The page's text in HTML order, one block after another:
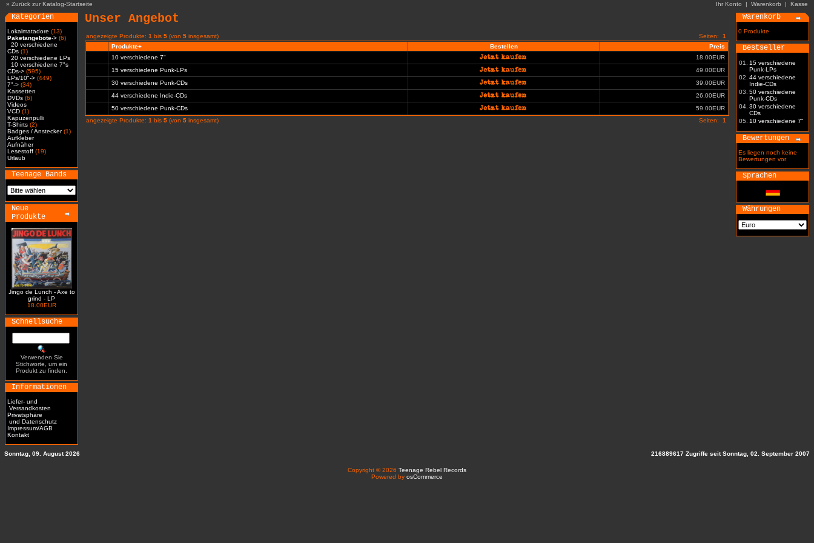
» Zurück zur Katalog-Startseite Ihr Konto | Warenkorb | Kasse
Kategorien
Lokalmatadore (13)
Paketangebote-> (6)
20 verschiedene
CDs (1)
20 verschiedene LPs
10 verschiedene 7"s
CDs-> (595)
LPs/10"-> (449)
7"-> (34)
Kassetten
DVDs (6)
Videos
VCD (1)
Kapuzenpulli
T-Shirts (2)
Badges / Anstecker(1)
Aufkleber
Aufnäher
Lesestoff (19)
Urlaub
Teenage Bands
Neue
Produkte
Jingo de Lunch - Axe to
grind - LP
18.00EUR
Schnellsuche
Verwenden Sie
Stichworte, um ein
Produkt zu finden.
Informationen
Liefer- und
Versandkosten
Privatsphäre
und Datenschutz
Impressum/AGB
Kontakt
Unser Angebot
angezeigte Produkte: 1 bis 5 (von 5 insgesamt) Seiten: 1
Produkte+
Bestellen
Preis
10 verschiedene 7"
18.00EUR
15 verschiedene Punk-LPs
49.00EUR
30 verschiedene Punk-CDs
39.00EUR
44 verschiedene Indie-CDs
26.00EUR
50 verschiedene Punk-CDs
59.00EUR
angezeigte Produkte: 1 bis 5 (von 5 insgesamt) Seiten: 1
Warenkorb
0 Produkte
Bestseller
01.
15 verschiedene
Punk-LPs
02. 44 verschiedene
Indie-CDs
03. 50 verschiedene
Punk-CDs
04. 30 verschiedene
CDs
05.
10 verschiedene 7"
Bewertungen
Es liegen noch keine
Bewertungen vor
Sprachen
Währungen
Sonntag, 09. August 2026 216889617 Zugriffe seit Sonntag, 02. September 2007
Copyright © 2026 Teenage Rebel Records
Powered by osCommerce